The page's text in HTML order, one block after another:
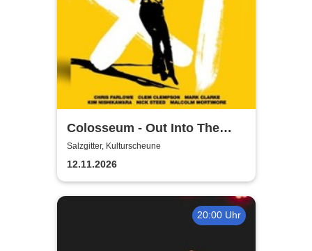
Colosseum - Out Into The
Fields
Salzgitter, Kulturscheune
12.11.2026
20:00 Uhr